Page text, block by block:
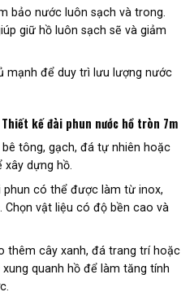
bảo nước luôn sạch và trong.
giữ hồ luôn sạch sẽ và giảm
mạnh để duy trì lưu lượng nước
kế đài phun nước hồ tròn 7m
tông, gạch, đá tự nhiên hoặc
dựng hồ.
phun có thể được làm từ inox,
vật liệu có độ bền cao và
thêm cây xanh, đá trang trí hoặc
quanh hồ để làm tăng tính